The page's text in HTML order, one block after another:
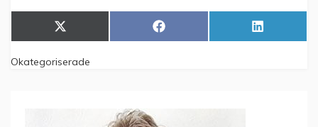
Dela
på
X
(
w
Dela
på
F
a
Dela
på
L
i
Okategoriserade